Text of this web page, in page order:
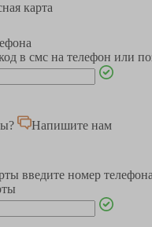
карта
в смс на телефон или
Напишите нам
введите номер